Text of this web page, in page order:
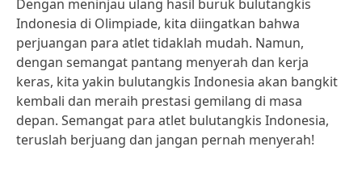
Dengan meninjau ulang hasil buruk bulutangkis
Indonesia di Olimpiade, kita diingatkan bahwa
perjuangan para atlet tidaklah mudah. Namun,
dengan semangat pantang menyerah dan kerja
keras, kita yakin bulutangkis Indonesia akan bangkit
kembali dan meraih prestasi gemilang di masa
depan. Semangat para atlet bulutangkis Indonesia,
teruslah berjuang dan jangan pernah menyerah!